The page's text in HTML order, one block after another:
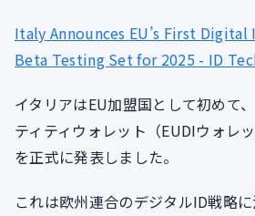
Italy Announces EU’s First
Beta Testing Set for 2025 - ID
イタリアはEU加盟国として初めて
ティティウォレット（EUDIウォレ
を正式に発表しました。
これは欧州連合のデジタルID戦略